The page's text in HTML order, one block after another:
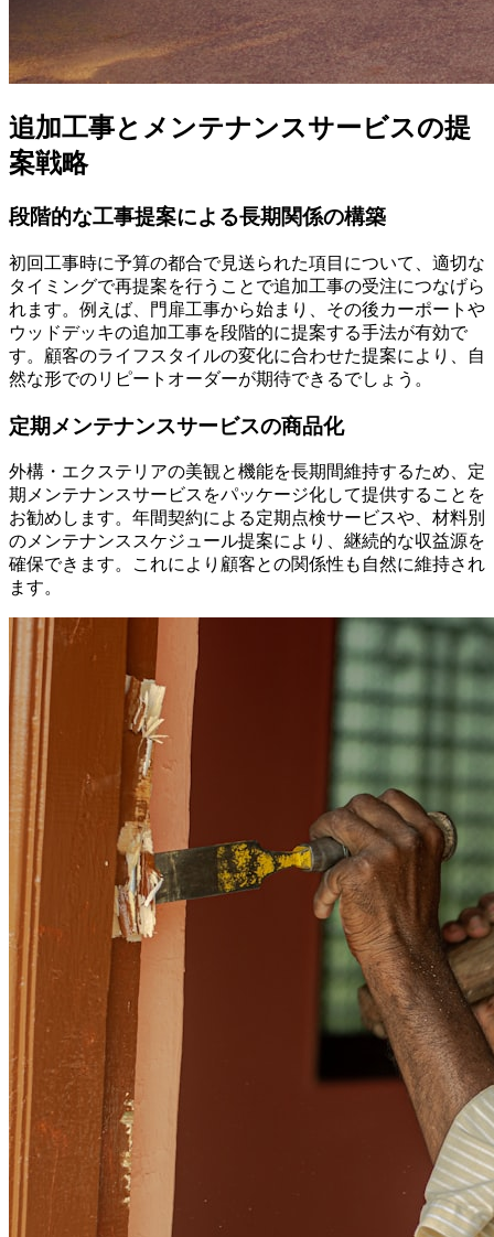
追加工事とメンテナンスサービスの提
案戦略
段階的な工事提案による長期関係の構築
初回工事時に予算の都合で見送られた項目について、適切な
タイミングで再提案を行うことで追加工事の受注につなげら
れます。例えば、門扉工事から始まり、その後カーポートや
ウッドデッキの追加工事を段階的に提案する手法が有効で
す。顧客のライフスタイルの変化に合わせた提案により、自
然な形でのリピートオーダーが期待できるでしょう。
定期メンテナンスサービスの商品化
外構・エクステリアの美観と機能を長期間維持するため、定
期メンテナンスサービスをパッケージ化して提供することを
お勧めします。年間契約による定期点検サービスや、材料別
のメンテナンススケジュール提案により、継続的な収益源を
確保できます。これにより顧客との関係性も自然に維持され
ます。